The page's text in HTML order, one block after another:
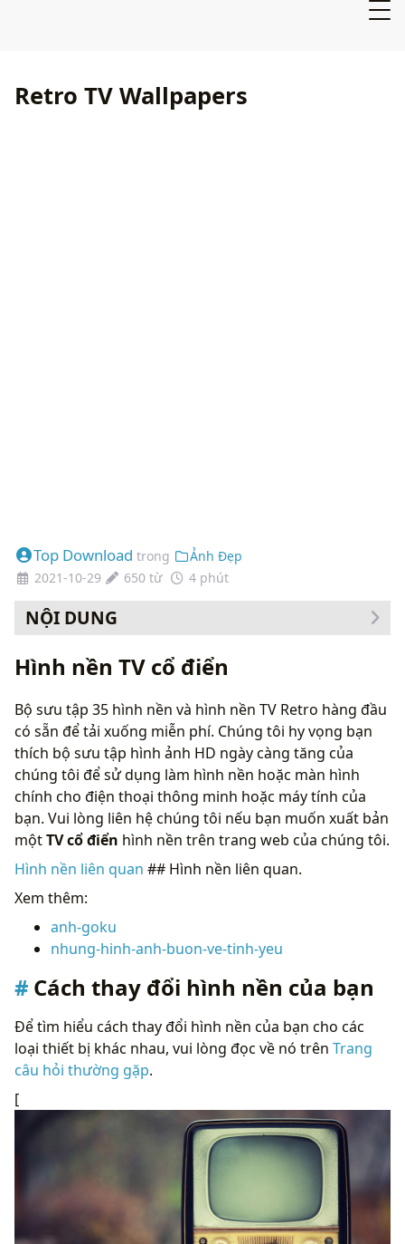
Retro TV Wallpapers
Top Download trong
Ảnh Đẹp
2021-10-29
650 từ 4 phút
NỘI DUNG
Hình nền TV cổ điển
Bộ sưu tập 35 hình nền và hình nền TV Retro hàng đầu
có sẵn để tải xuống miễn phí. Chúng tôi hy vọng bạn
thích bộ sưu tập hình ảnh HD ngày càng tăng của
chúng tôi để sử dụng làm hình nền hoặc màn hình
chính cho điện thoại thông minh hoặc máy tính của
bạn. Vui lòng liên hệ chúng tôi nếu bạn muốn xuất bản
mộtTV cổ điển hình nền trên trang web của chúng tôi.
Hình nền liên quan ## Hình nền liên quan.
Xem thêm:
anh-goku
nhung-hinh-anh-buon-ve-tinh-yeu
Cách thay đổi hình nền của bạn
Để tìm hiểu cách thay đổi hình nền của bạn cho các
loại thiết bị khác nhau, vui lòng đọc về nó trên Trang
câu hỏi thường gặp.
[